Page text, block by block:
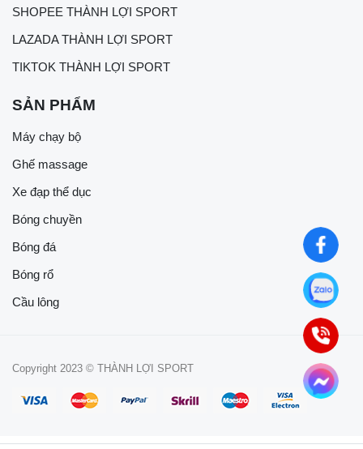
SHOPEE THÀNH LỢI SPORT
LAZADA THÀNH LỢI SPORT
TIKTOK THÀNH LỢI SPORT
SẢN PHẨM
Máy chạy bộ
Ghế massage
Xe đạp thể dục
Bóng chuyền
Bóng đá
Bóng rổ
Cầu lông
Copyright 2023 © THÀNH LỢI SPORT